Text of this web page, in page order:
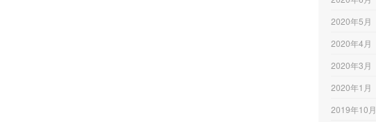
2020年5月
2020年4月
2020年3月
2020年1月
2019年10月